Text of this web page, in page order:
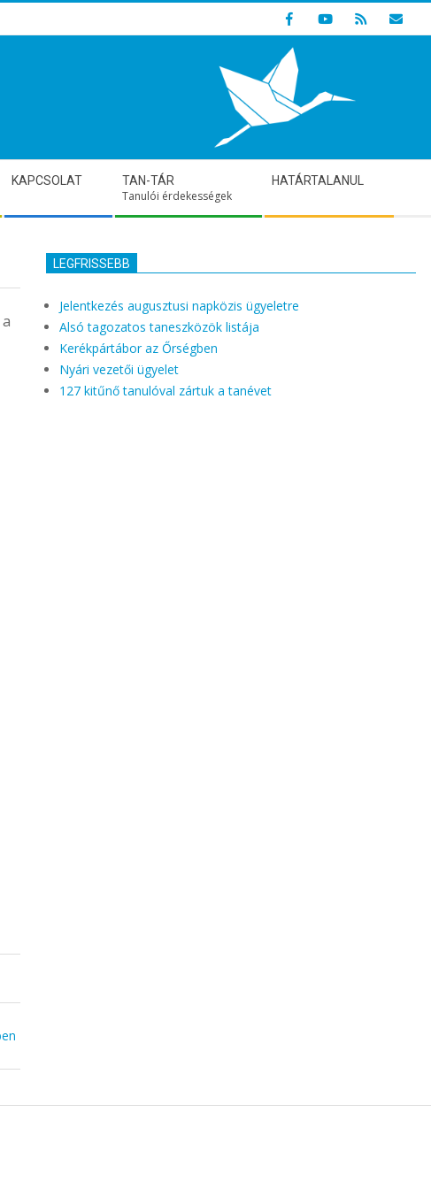
Indulunk! Hamarosan újraindul oldalunk!
KAPCSOLAT TAN-TÁR
Tanulói érdekességek
HATÁRTALANUL
LEGFRISSEBB
Jelentkezés augusztusi napközis ügyeletre
Alsó tagozatos taneszközök listája
Kerékpártábor az Őrségben
Nyári vezetői ügyelet
127 kitűnő tanulóval zártuk a tanévet